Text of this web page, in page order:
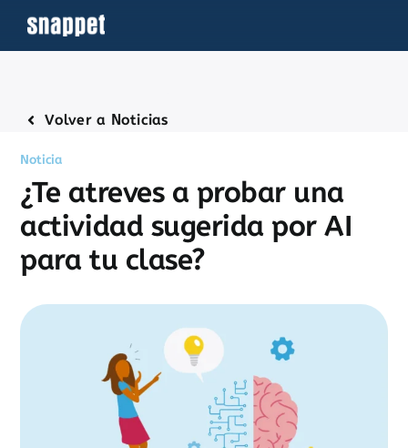
contenido
Volver a Noticias
Noticia
¿Te atreves a probar una
actividad sugerida por AI
para tu clase?